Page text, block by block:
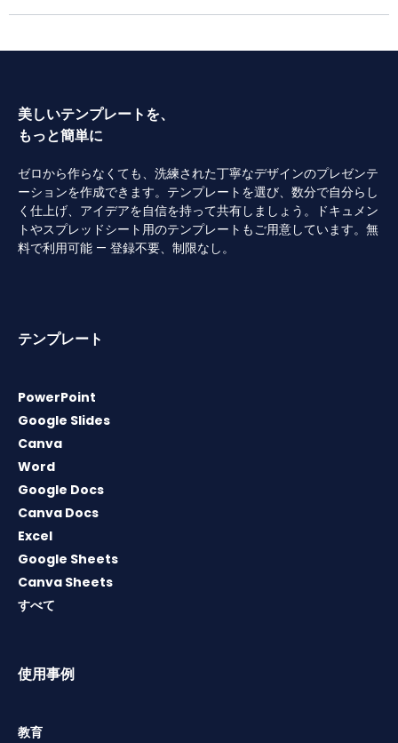
美しいテンプレートを、
もっと簡単に
ゼロから作らなくても、洗練された丁寧なデザインのプレゼンテ
ーションを作成できます。テンプレートを選び、数分で自分らし
く仕上げ、アイデアを自信を持って共有しましょう。ドキュメン
トやスプレッドシート用のテンプレートもご用意しています。無
料で利用可能 — 登録不要、制限なし。
テンプレート
PowerPoint
Google Slides
Canva
Word
Google Docs
Canva Docs
Excel
Google Sheets
Canva Sheets
すべて
使用事例
教育